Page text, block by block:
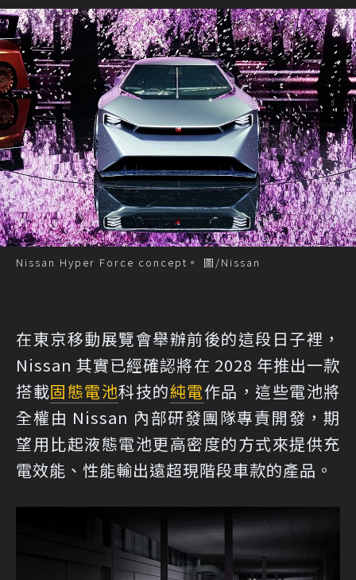
Nissan Hyper Force concept。 圖/Nissan
在東京移動展覽會舉辦前後的這段日子裡，
Nissan 其實已經確認將在 2028 年推出一款
搭載固態電池科技的純電作品，這些電池將
全權由 Nissan 內部研發團隊專責開發，期
望用比起液態電池更高密度的方式來提供充
電效能、性能輸出遠超現階段車款的產品。